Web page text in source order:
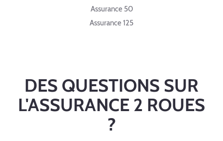
Assurance 50
Assurance 125
DES QUESTIONS SUR
L'ASSURANCE 2 ROUES
?